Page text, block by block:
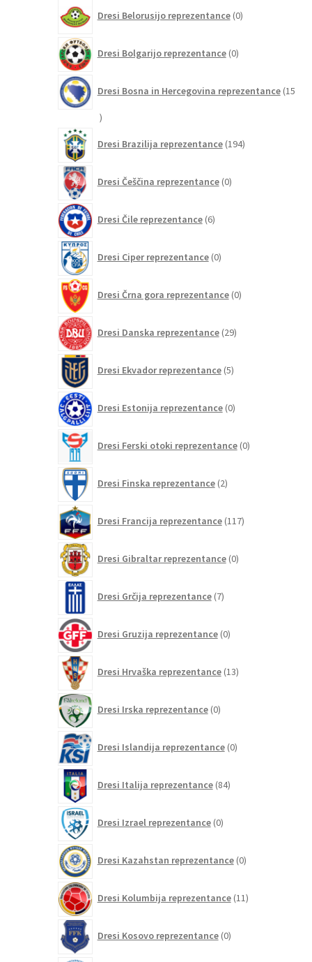
Dresi Belorusijo reprezentance 0izdelkov
Dresi Bolgarijo reprezentance 0izdelkov
Dresi Bosna in Hercegovina reprezentance 15
15
Dresi Brazilija reprezentance 194izdelkov
Dresi Češčina reprezentance 0izdelkov
Dresi Čile reprezentance 6izdelkov
Dresi Ciper reprezentance 0izdelkov
Dresi Črna gora reprezentance 0izdelkov
Dresi Danska reprezentance 29izdelkov
Dresi Ekvador reprezentance 5izdelkov
Dresi Estonija reprezentance 0izdelkov
Dresi Ferski otoki reprezentance 0izdelkov
Dresi Finska reprezentance 2izdelka
Dresi Francija reprezentance 117izdelkov
Dresi Gibraltar reprezentance 0izdelkov
Dresi Grčija reprezentance 7izdelkov
Dresi Gruzija reprezentance 0izdelkov
Dresi Hrvaška reprezentance 13izdelkov
Dresi Irska reprezentance 0izdelkov
Dresi Islandija reprezentance 0izdelkov
Dresi Italija reprezentance 84izdelkov
Dresi Izrael reprezentance 0izdelkov
Dresi Kazahstan reprezentance 0izdelkov
Dresi Kolumbija reprezentance 11izdelkov
Dresi Kosovo reprezentance 0izdelkov